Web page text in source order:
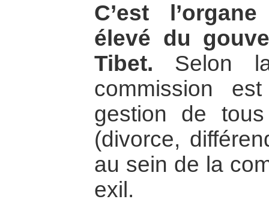
C’est
élevé du
Tibet. Selon
commission
gestion de
(divorce,
au sein de la
exil.